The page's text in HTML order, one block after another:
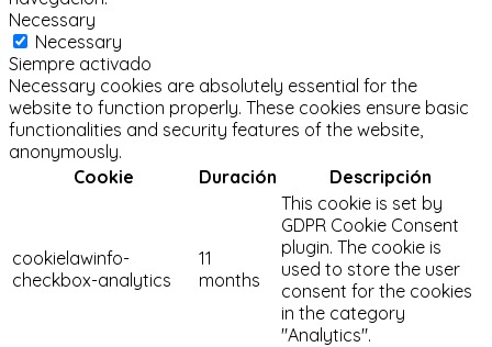
Necessary
Necessary
Siempre activado
Necessary cookies are absolutely essential for the
website to function properly. These cookies ensure basic
functionalities and security features of the website,
anonymously.
Cookie
Duración Descripción
cookielawinfo-
checkbox-analytics
11
months
This cookie is set by
GDPR Cookie Consent
plugin. The cookie is
used to store the user
consent for the cookies
in the category
"Analytics".